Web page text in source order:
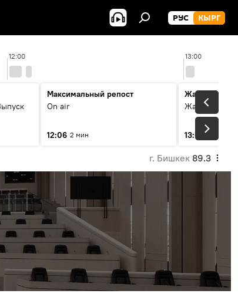
РУС КЫРГ
12:00 13:00
Максимальный репост
On air
12:06 2 мин
Жаңылыктар
13:01 3 мин
г. Бишкек 89.3